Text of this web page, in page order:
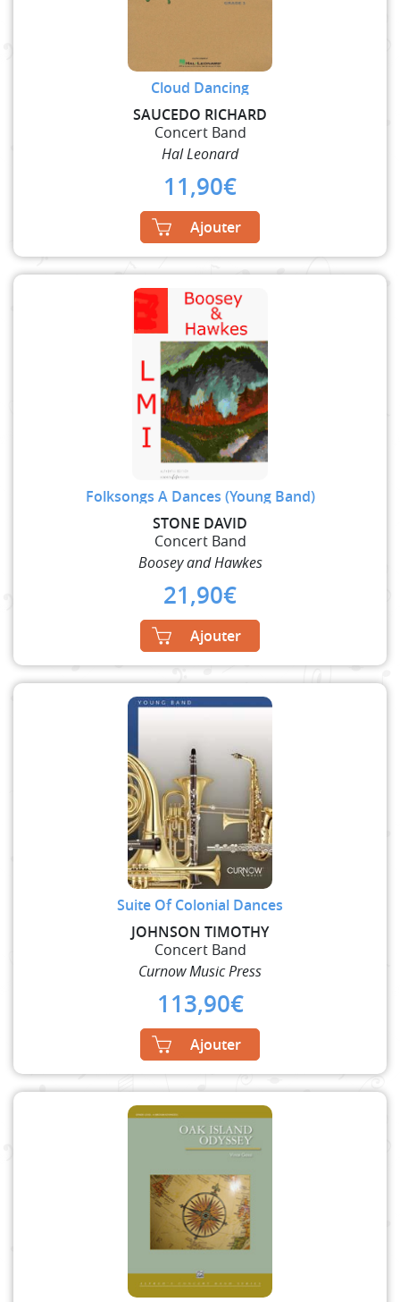
Cloud Dancing
SAUCEDO RICHARD
Concert Band
Hal Leonard
11,90€
Ajouter
Folksongs A Dances (Young Band)
STONE DAVID
Concert Band
Boosey and Hawkes
21,90€
Ajouter
Suite Of Colonial Dances
JOHNSON TIMOTHY
Concert Band
Curnow Music Press
113,90€
Ajouter